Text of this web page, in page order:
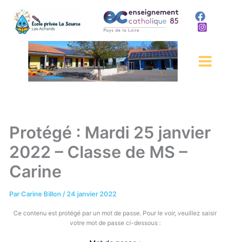
contenu
Protégé : Mardi 25 janvier
2022 – Classe de MS –
Carine
ParCarine Billon / 24 janvier 2022
Ce contenu est protégé par un mot de passe. Pour le voir, veuillez saisir
votre mot de passe ci-dessous :